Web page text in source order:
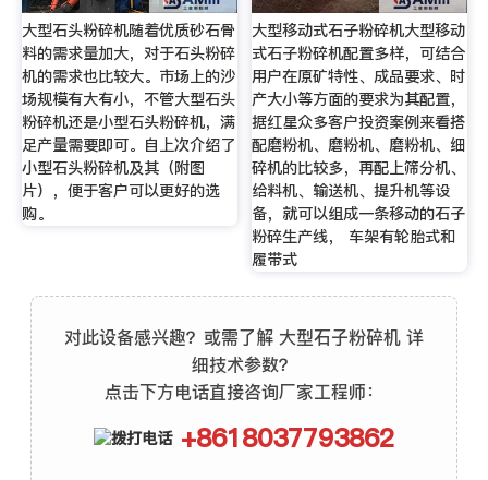
大型石头粉碎机随着优质砂石骨
料的需求量加大，对于石头粉碎
机的需求也比较大。市场上的沙
场规模有大有小，不管大型石头
粉碎机还是小型石头粉碎机，满
足产量需要即可。自上次介绍了
小型石头粉碎机及其（附图
片），便于客户可以更好的选
购。
大型移动式石子粉碎机大型移动
式石子粉碎机配置多样，可结合
用户在原矿特性、成品要求、时
产大小等方面的要求为其配置，
据红星众多客户投资案例来看搭
配磨粉机、磨粉机、磨粉机、细
碎机的比较多，再配上筛分机、
给料机、输送机、提升机等设
备，就可以组成一条移动的石子
粉碎生产线， 车架有轮胎式和
履带式
对此设备感兴趣？或需了解 大型石子粉碎机 详
细技术参数？
点击下方电话直接咨询厂家工程师：
+8618037793862